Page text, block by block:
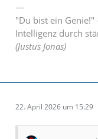
---
"Du bist ein
Intelligenz durch
(Justus Jonas)
22. April 2026 um 15:29